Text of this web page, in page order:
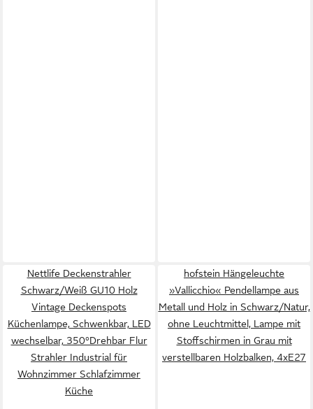
Nettlife Deckenstrahler
Schwarz/Weiß GU10 Holz
Vintage Deckenspots
Küchenlampe, Schwenkbar, LED
wechselbar, 350°Drehbar Flur
Strahler Industrial für
Wohnzimmer Schlafzimmer
Küche
hofstein Hängeleuchte
»Vallicchio« Pendellampe aus
Metall und Holz in Schwarz/Natur,
ohne Leuchtmittel, Lampe mit
Stoffschirmen in Grau mit
verstellbaren Holzbalken, 4xE27